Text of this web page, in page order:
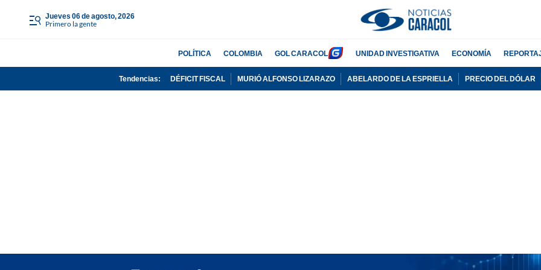
jueves 06 de agosto, 2026
Primero la gente
POLÍTICA COLOMBIA GOL CARACOL UNIDAD INVESTIGATIVA ECONOMÍA
Tendencias: DÉFICIT FISCAL MURIÓ ALFONSO LIZARAZO ABELARDO DE LA ESPRIELLA PRECIO DEL DÓLAR